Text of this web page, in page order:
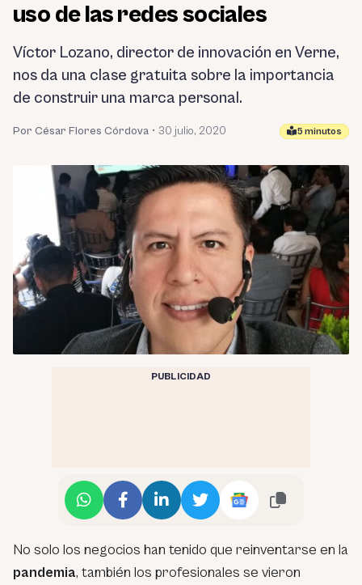
uso de las redes sociales
Víctor Lozano, director de innovación en Verne,
nos da una clase gratuita sobre la importancia
de construir una marca personal.
Por César Flores Córdova • 30 julio, 2020 5 minutos
PUBLICIDAD
No solo los negocios han tenido que reinventarse en la
pandemia, también los profesionales se vieron